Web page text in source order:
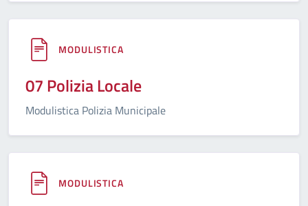
MODULISTICA
07 Polizia Locale
Modulistica Polizia Municipale
MODULISTICA